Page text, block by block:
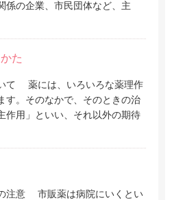
係の企業、市民団体など、主
た
て 薬には、いろいろな薬理作
す。そのなかで、そのときの治
作用」といい、それ以外の期待
注意 市販薬は病院にいくとい